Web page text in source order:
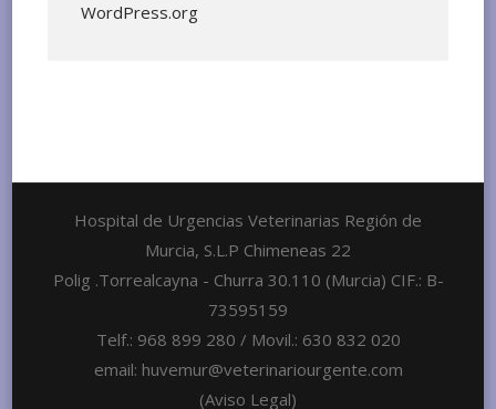
WordPress.org
Hospital de Urgencias Veterinarias Región de
Murcia, S.L.P Chimeneas 22
Polig .Torrealcayna - Churra 30.110 (Murcia) CIF.: B-
73595159
Telf.: 968 899 280 / Movil.: 630 832 020
email: huvemur@veterinariourgente.com
(Aviso Legal)